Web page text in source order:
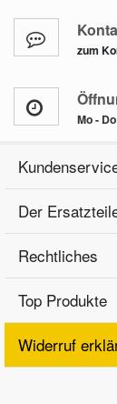
zum
Mo -
Der
Rechtliches
Top Produkte
Widerruf